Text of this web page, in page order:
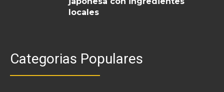
locales
Categorias Populares